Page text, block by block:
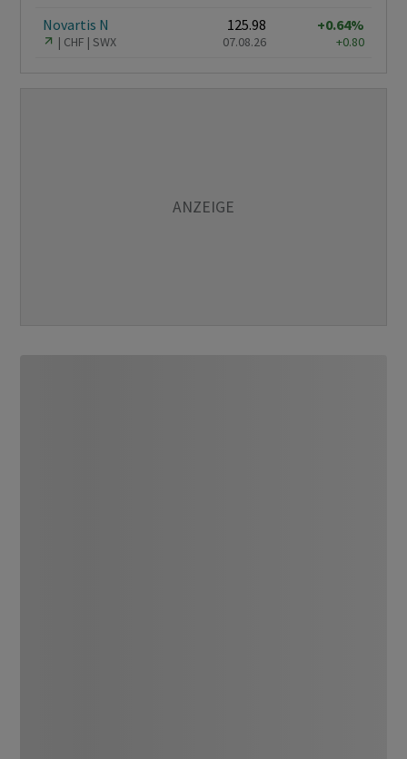
Novartis N
CHF SWX
125.98
07.08.26
+0.64%
+0.80